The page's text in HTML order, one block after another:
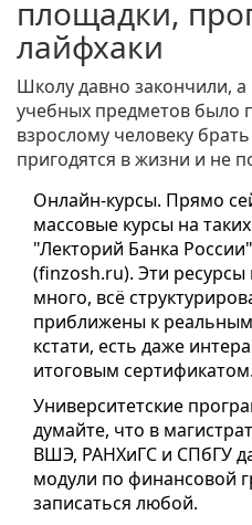
площадки,
лайфхаки
Школу давно закончили,
учебных предметов было
взрослому человеку
пригодятся в жизни и не
Онлайн-курсы. Прямо
массовые курсы на
"Лекторий Банка
(finzosh.ru). Эти
много, всё
приближены к
кстати, есть даже
итоговым сертификатом.
Университетские
думайте, что в
ВШЭ, РАНХиГС и СПбГУ
модули по финансовой
записаться любой.